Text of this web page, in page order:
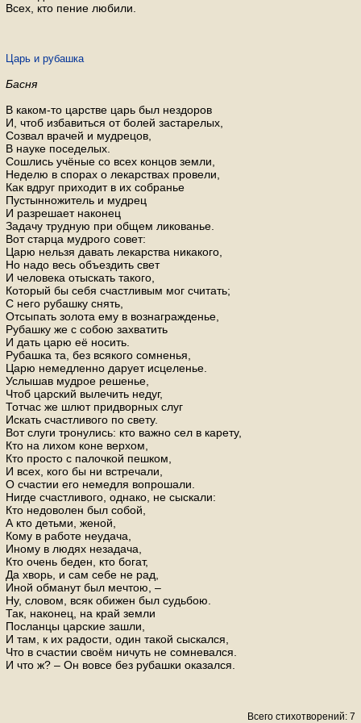
Всех, кто пение любили.
Царь и рубашка
Басня
В каком-то царстве царь был нездоров
И, чтоб избавиться от болей застарелых,
Созвал врачей и мудрецов,
В науке поседелых.
Сошлись учёные со всех концов земли,
Неделю в спорах о лекарствах провели,
Как вдруг приходит в их собранье
Пустынножитель и мудрец
И разрешает наконец
Задачу трудную при общем ликованье.
Вот старца мудрого совет:
Царю нельзя давать лекарства никакого,
Но надо весь объездить свет
И человека отыскать такого,
Который бы себя счастливым мог считать;
С него рубашку снять,
Отсыпать золота ему в вознагражденье,
Рубашку же с собою захватить
И дать царю её носить.
Рубашка та, без всякого сомненья,
Царю немедленно дарует исцеленье.
Услышав мудрое решенье,
Чтоб царский вылечить недуг,
Тотчас же шлют придворных слуг
Искать счастливого по свету.
Вот слуги тронулись: кто важно сел в карету,
Кто на лихом коне верхом,
Кто просто с палочкой пешком,
И всех, кого бы ни встречали,
О счастии его немедля вопрошали.
Нигде счастливого, однако, не сыскали:
Кто недоволен был собой,
А кто детьми, женой,
Кому в работе неудача,
Иному в людях незадача,
Кто очень беден, кто богат,
Да хворь, и сам себе не рад,
Иной обманут был мечтою, –
Ну, словом, всяк обижен был судьбою.
Так, наконец, на край земли
Посланцы царские зашли,
И там, к их радости, один такой сыскался,
Что в счастии своём ничуть не сомневался.
И что ж? – Он вовсе без рубашки оказался.
Всего стихотворений: 7